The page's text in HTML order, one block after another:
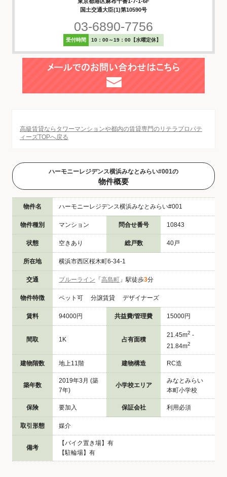
国土交通大臣(1)第10590号
03-6890-7756
受付時間 10：00～19：00【水曜定休】
高級賃貸ならタワーマンションや都内の賃貸専門のリテラプロパテ
ィーズTOPへ戻る
ハーモニーレジデンス横浜みなとみらい#001の
物件概要
物件名 ハーモニーレジデンス横浜みなとみらい#001
物件種別 マンション 問合せ番号 10843
状態 空きあり 総戸数 40戸
所在地 横浜市西区桜木町6-34-1
交通 ブルーライン 「 高島町 」駅徒歩3分
物件特徴 ペット可 分譲賃貸 デザイナーズ
賃料 94000円 共益費/管理費 15000円
間取 1K 占有面積
21.45m2 -
21.84m2
建物階数 地上11階 建物構造 RC造
築年数
2019年3月 (築
7年)
小学校エリア
みなとみらい
本町小学校
保険 要加入 保証会社 利用必須
取引形態 媒介
備考
【バイク置き場】有
【駐輪場】有